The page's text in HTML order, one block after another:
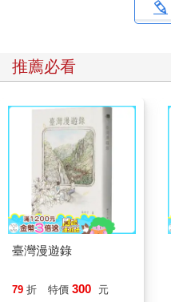
推薦必看
臺灣漫遊錄
79 折 特價 300 元